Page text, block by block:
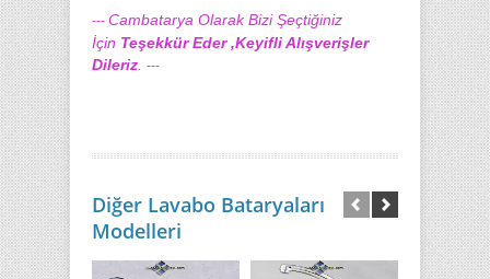
--- Cambatarya Olarak Bizi Şeçtiğiniz
İçin Teşekkür Eder ,Keyifli Alışverişler
Dileriz ---
Diğer Lavabo Bataryaları
Modelleri